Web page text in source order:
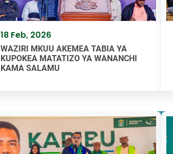
18 Feb, 2026
WAZIRI MKUU AKEMEA TABIA YA
KUPOKEA MATATIZO YA WANANCHI
KAMA SALAMU